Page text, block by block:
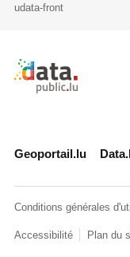
udata-front
Retour à l'accueil
Geoportail.lu
Conditions générales
Accessibilité Plan du